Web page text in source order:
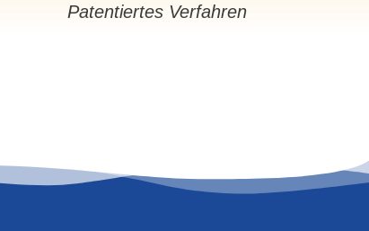
Patentiertes Verfahren